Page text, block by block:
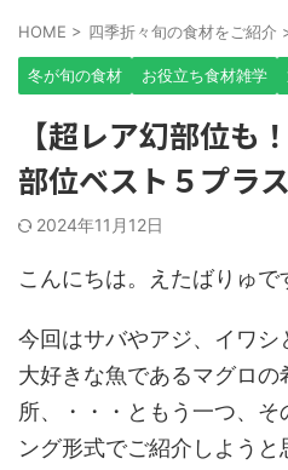
HOME > 四季折々旬の食材をご紹介
冬が旬の食材 お役立ち食材雑学
【超レア幻部位も
部位ベスト５プラ
2024年11月12日
こんにちは。えたばりゅで
今回はサバやアジ、イワ
大好きな魚であるマグロ
所、・・・ともう一つ、
ング形式でご紹介しよう